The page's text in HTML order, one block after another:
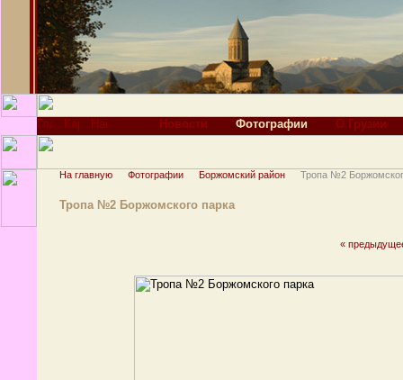
Новости Фотографии О Грузии
На главную Фотографии Боржомский район Тропа №2
Тропа №2 Боржомского парка
«